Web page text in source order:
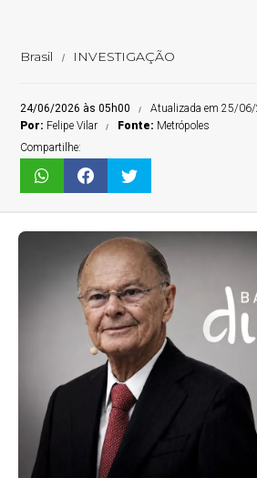
Brasil INVESTIGAÇÃO
24/06/2026 às 05h00
Atualizada em 25/
Por: Felipe Vilar Fonte: Metrópoles
Compartilhe: